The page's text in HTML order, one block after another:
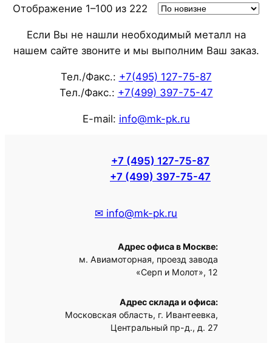
Отображение 1–100 из 222 Сортировка:
недавние
Если Вы не нашли необходимый металл на
нашем сайте звоните и мы выполним Ваш заказ.
Тел./Факс.: +7(495) 127-75-87
Тел./Факс.: +7(499) 397-75-47
E-mail: info@mk-pk.ru
+7 (495) 127-75-87
+7 (499) 397-75-47
✉ info@mk-pk.ru
Адрес офиса в Москве:
м. Авиамоторная, проезд завода
«Серп и Молот», 12
Адрес склада и офиса:
Московская область, г. Ивантеевка,
Центральный пр-д., д. 27